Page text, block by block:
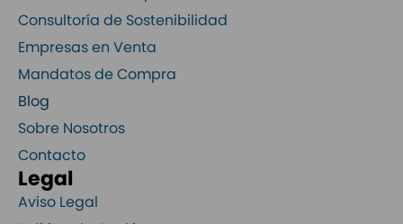
Consultoría de Sostenibilidad
Empresas en Venta
Mandatos de Compra
Blog
Sobre Nosotros
Contacto
Legal
Aviso Legal